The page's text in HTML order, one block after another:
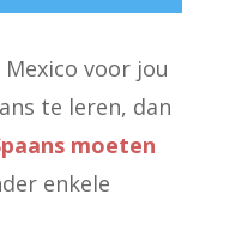
voor jou
te leren, dan
moeten
enkele